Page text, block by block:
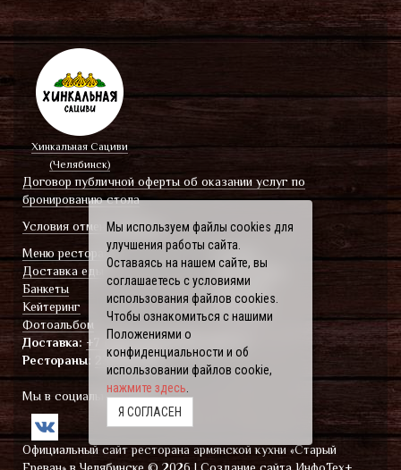
Мы используем файлы cookies для
улучшения работы сайта.
Оставаясь на нашем сайте, вы
соглашаетесь с условиями
использования файлов cookies.
Чтобы ознакомиться с нашими
Положениями о
конфиденциальности и об
использовании файлов cookie,
нажмите здесь
Я СОГЛАСЕН
Хинкальная Сациви
(Челябинск)
Договор публичной оферты об оказании услуг по
бронированию стола
Условия отмены Банкета
Меню ресторана
Доставка еды
Банкеты
Кейтеринг
Фотоальбом
Отзывы
О ресторанe
Вакансии
Контакты
Доставка: +7 (351) 238-80-80
Рестораны:
238-80-80
Мы в социальных сетях
Официальный сайт ресторана армянской кухни «Старый